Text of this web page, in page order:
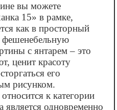
вы можете
15» в рамке,
как в просторный
фешенебельную
с янтарем – это
ценит красоту
его
рисунком.
к категории
одновременно